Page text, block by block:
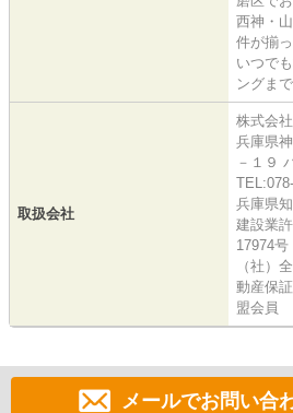
西神・
件が揃
いつで
ングま
取扱会社
株式会
兵庫県
－１９
兵庫県
建設業
17974号
（社）
動産保
盟会員
メールでお問い合